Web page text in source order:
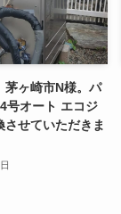
茅ヶ崎市N様。パ
号オート エコジ
させていただきま